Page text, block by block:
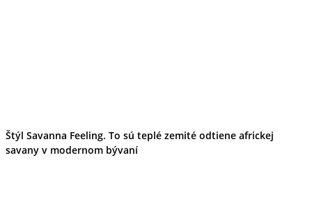
Pobyty
Wellness
Gastro
Štýl Savanna Feeling. To sú teplé zemité odtiene africkej
savany v modernom bývaní